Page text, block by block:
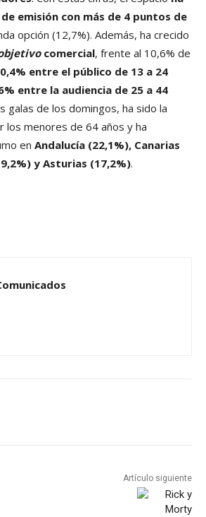
emisión con más de 4 puntos de
opción (12,7%). Además, ha crecido
comercial, frente al 10,6% de
entre el público de 13 a 24
entre la audiencia de 25 a 44
galas de los domingos, ha sido la
los menores de 64 años y ha
en Andalucía (22,1%), Canarias
y Asturias (17,2%).
Artículo siguiente